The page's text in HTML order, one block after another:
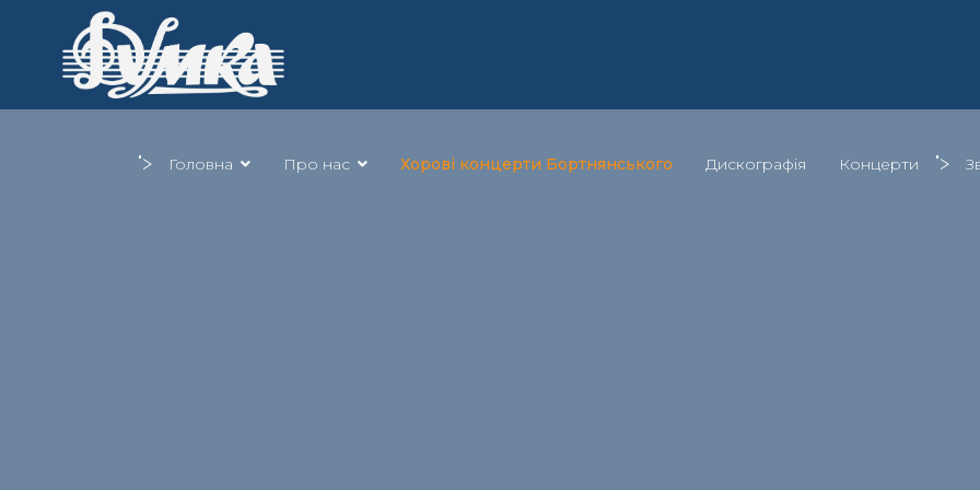
"> Головна Про нас Хорові концерти Бортнянського Дискографія Концерти ">